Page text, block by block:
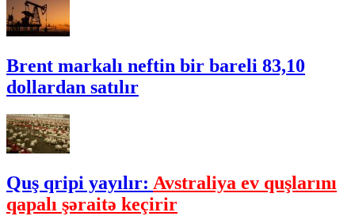
Brent markalı neftin bir bareli 83,10
dollardan satılır
Quş qripi yayılır: Avstraliya ev quşlarını
qapalı şəraitə keçirir